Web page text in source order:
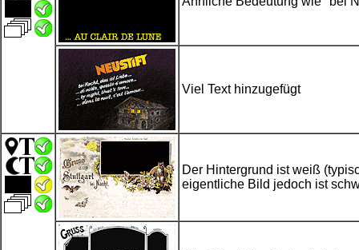
Viel Text hinzugefügt
Der Hintergrund ist weiß
eigentliche Bild jedoch ist